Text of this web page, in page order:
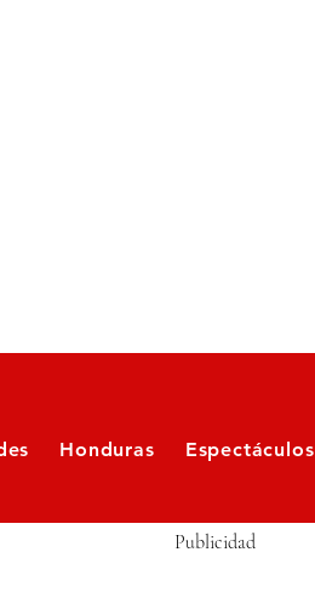
Honduras Espectáculos
Publicidad